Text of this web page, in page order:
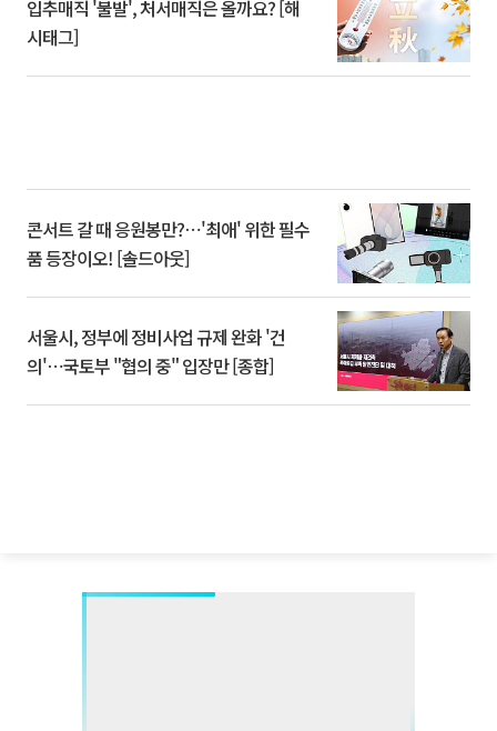
입추매직 '불발', 처서매직은 올까요? [해
시태그]
콘서트 갈 때 응원봉만?⋯'최애' 위한 필수
품 등장이오! [솔드아웃]
서울시, 정부에 정비사업 규제 완화 '건
의'⋯국토부 "협의 중" 입장만 [종합]